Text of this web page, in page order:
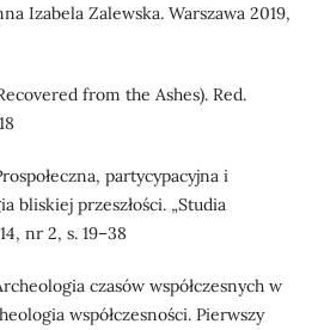
Izabela Zalewska. Warszawa 2019,
from the Ashes). Red.
partycypacyjna i
bliskiej przeszłości. „Studia
nr 2, s. 19–38
czasów współczesnych w
współczesności. Pierwszy